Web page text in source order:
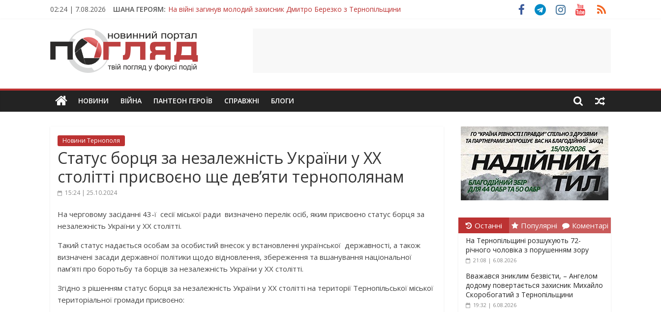
02:24 | 7.08.2026 ШАНА ГЕРОЯМ: На війні загинув молодий захисник Дмитро Березко з Тернопільщини
Захисник з Тернопільщини Петро Федів повертається до рідного дому «на щиті»
Тернопільщина в скорботі: на щиті повертається воїн Володимир Паламарчук
Вважався зниклим безвісти, – Ангелом додому повертається захисник Михайло Скоробогатий з Тернопільщини
ПОГЛЯД
Новини
Тернополя.
новини
та
НОВИНИ ВІЙНА ПАНТЕОН ГЕРОЇВ СПРАВЖНІ БЛОГИ
Новини Тернополя
Статус борця за незалежність України у XX
столітті присвоєно ще дев’яти тернополянам
15:24 | 25.10.2024
На черговому засіданні 43-ї сесії міської ради визначено перелік осіб, яким присвоєно статус борця за
незалежність України у XX столітті.
Такий статус надається особам за особистий внесок у встановленні української державності, а також
визначені засади державної політики щодо відновлення, збереження та вшанування національної
пам’яті про боротьбу та борців за незалежність України у ХХ столітті.
Згідно з рішенням статус борця за незалежність України у XX столітті на території Тернопільської міської
територіальної громади присвоєно:
Останні Популярні Коментарі
На Тернопільщині розшукують 72-
річного чоловіка з порушенням зору
21:08 | 6.08.2026
Вважався зниклим безвісти, – Ангелом
додому повертається захисник Михайло
Скоробогатий з Тернопільщини
19:32 | 6.08.2026